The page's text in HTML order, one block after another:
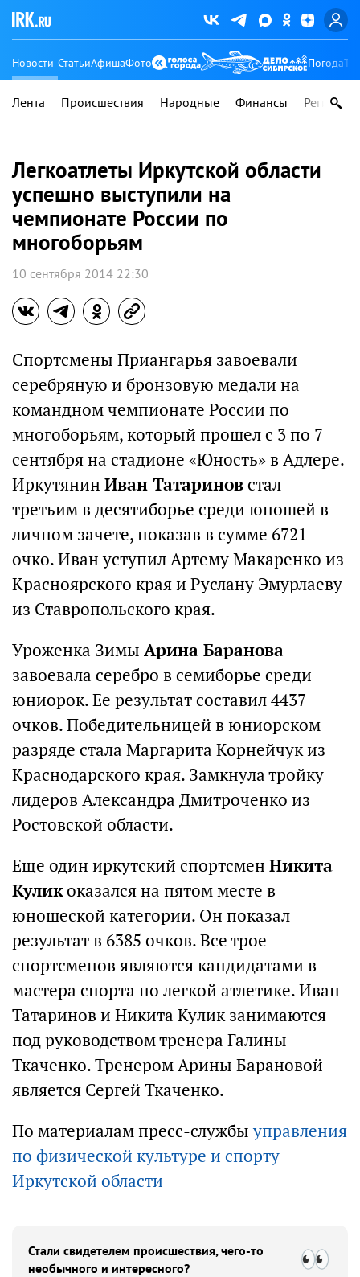
Новости СтатьиАфишаФото Погода
Лента Происшествия Народные Финансы Регионы
Легкоатлеты Иркутской области
успешно выступили на
чемпионате России по
многоборьям
10 сентября 2014 22:30
Спортсмены Приангарья завоевали
серебряную и бронзовую медали на
командном чемпионате России по
многоборьям, который прошел с 3 по 7
сентября на стадионе «Юность» в Адлере.
Иркутянин Иван Татариновстал
третьим в десятиборье среди юношей в
личном зачете, показав в сумме 6721
очко. Иван уступил Артему Макаренко из
Красноярского края и Руслану Эмурлаеву
из Ставропольского края.
Уроженка Зимы Арина Баранова
завоевала серебро в семиборье среди
юниорок. Ее результат составил 4437
очков. Победительницей в юниорском
разряде стала Маргарита Корнейчук из
Краснодарского края. Замкнула тройку
лидеров Александра Дмитроченко из
Ростовской области.
Еще один иркутский спортсмен Никита
Куликоказался на пятом месте в
юношеской категории. Он показал
результат в 6385 очков. Все трое
спортсменов являются кандидатами в
мастера спорта по легкой атлетике. Иван
Татаринов и Никита Кулик занимаются
под руководством тренера Галины
Ткаченко. Тренером Арины Барановой
является Сергей Ткаченко.
По материалам пресс-службыуправления
по физической культуре и спорту
Иркутской области
Стали свидетелем происшествия, чего-то
необычного и интересного?